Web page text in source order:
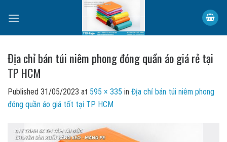
Địa chỉ bán túi niêm phong đóng quần áo giá rẻ tại
TP HCM
Published 31/05/2023 at 595 × 335 in Địa chỉ bán túi niêm phong
đóng quần áo giá tốt tại TP HCM